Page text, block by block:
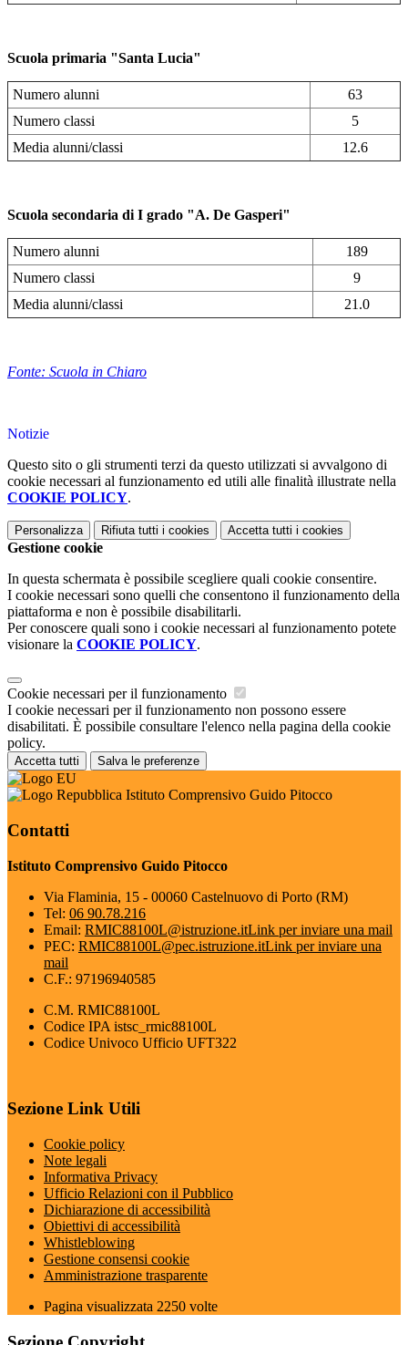
Scuola primaria "Santa Lucia"
Numero alunni
63
Numero classi
5
Media alunni/classi
12.6
Scuola secondaria di I grado "A. De Gasperi"
Numero alunni
189
Numero classi
9
Media alunni/classi
21.0
Fonte: Scuola in Chiaro
Notizie
Questo sito o gli strumenti terzi da questo utilizzati si avvalgono di
cookie necessari al funzionamento ed utili alle finalità illustrate nella
COOKIE POLICY.
Personalizza Rifiuta tutti i cookies Accetta tutti i cookies
Gestione cookie
In questa schermata è possibile scegliere quali cookie consentire.
I cookie necessari sono quelli che consentono il funzionamento della
piattaforma e non è possibile disabilitarli.
Per conoscere quali sono i cookie necessari al funzionamento potete
visionare la COOKIE POLICY.
Cookie necessari per il funzionamento
I cookie necessari per il funzionamento non possono essere
disabilitati. È possibile consultare l'elenco nella pagina della cookie
policy.
Accetta tutti Salva le preferenze
Istituto Comprensivo Guido Pitocco
Contatti
Istituto Comprensivo Guido Pitocco
Via Flaminia, 15 - 00060 Castelnuovo di Porto (RM)
Tel: 06 90.78.216
Email: RMIC88100L@istruzione.itLink per inviare una mail
PEC: RMIC88100L@pec.istruzione.itLink per inviare una
mail
C.F.: 97196940585
C.M. RMIC88100L
Codice IPA istsc_rmic88100L
Codice Univoco Ufficio UFT322
Sezione Link Utili
Cookie policy
Note legali
Informativa Privacy
Ufficio Relazioni con il Pubblico
Dichiarazione di accessibilità
Obiettivi di accessibilità
Whistleblowing
Gestione consensi cookie
Amministrazione trasparente
Pagina visualizzata 2250 volte